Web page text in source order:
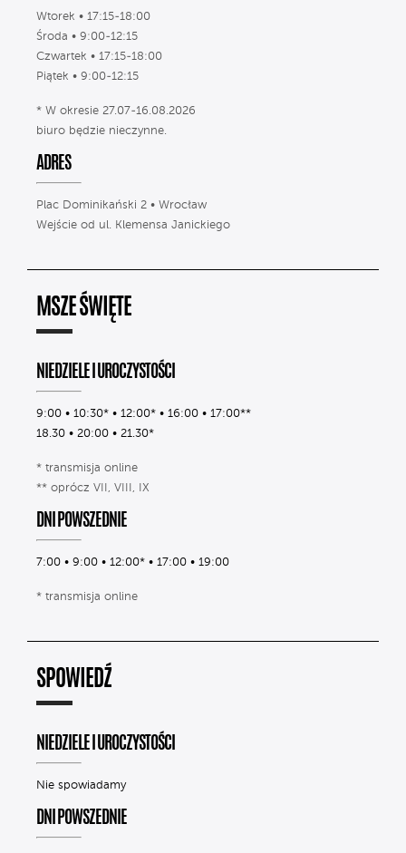
Wtorek • 17:15-18:00
Środa • 9:00-12:15
Czwartek • 17:15-18:00
Piątek • 9:00-12:15
* W okresie 27.07-16.08.2026
biuro będzie nieczynne.
ADRES
Plac Dominikański 2 • Wrocław
Wejście od ul. Klemensa Janickiego
MSZE ŚWIĘTE
NIEDZIELE I UROCZYSTOŚCI
9:00 • 10:30* • 12:00* • 16:00 • 17:00**
18.30 • 20:00 • 21.30*
* transmisja online
** oprócz VII, VIII, IX
DNI POWSZEDNIE
7:00 • 9:00 • 12:00* • 17:00 • 19:00
* transmisja online
SPOWIEDŹ
NIEDZIELE I UROCZYSTOŚCI
Nie spowiadamy
DNI POWSZEDNIE